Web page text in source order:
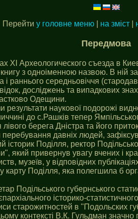
Перейти у головне меню| на зміст|
Передмова
ХІ Археологического съезда в
з одноіменною назвою. В
і раннього середньовіччя
досліджень та випадкових
Одещини.
результати наукової подорожі
до с.Рашків тепер
лівого берега Дністра та його
давніх людей,
Поділля, ректор
привернув увагу вчених і
музеїв, у відповідних
карту Поділля, яка полегшила б
Подільського губернського
історико-
старожитностей в "Подольских
контексті В.К. Гульдман